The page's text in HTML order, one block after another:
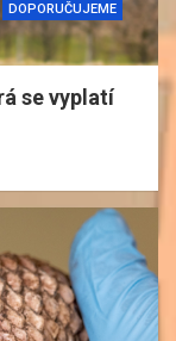
DOPORUČUJEME
se vyplatí